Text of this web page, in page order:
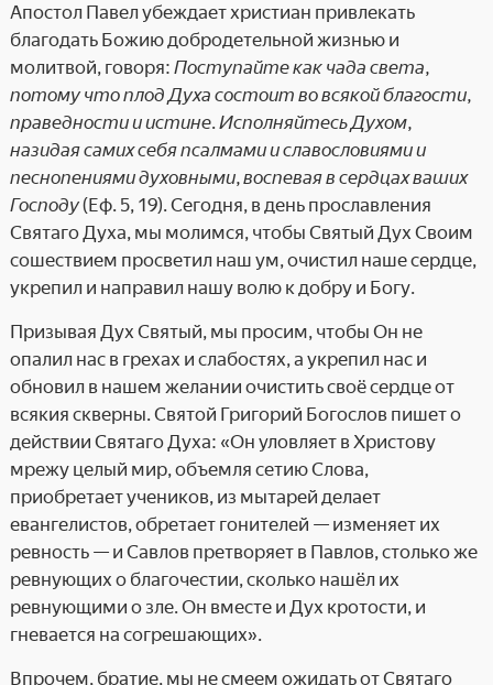
Апостол Павел убеждает христиан привлекать
благодать Божию добродетельной жизнью и
молитвой, говоря: Поступайте как чада света,
потому что плод Духа состоит во всякой благости,
праведности и истине. Исполняйтесь Духом,
назидая самих себя псалмами и славословиями и
песнопениями духовными, воспевая в сердцах ваших
Господу(Еф. 5, 19). Сегодня, в день прославления
Святаго Духа, мы молимся, чтобы Святый Дух Своим
сошествием просветил наш ум, очистил наше сердце,
укрепил и направил нашу волю к добру и Богу.
Призывая Дух Святый, мы просим, чтобы Он не
опалил нас в грехах и слабостях, а укрепил нас и
обновил в нашем желании очистить своё сердце от
всякия скверны. Святой Григорий Богослов пишет о
действии Святаго Духа: «Он уловляет в Христову
мрежу целый мир, объемля сетию Слова,
приобретает учеников, из мытарей делает
евангелистов, обретает гонителей — изменяет их
ревность — и Савлов претворяет в Павлов, столько же
ревнующих о благочестии, сколько нашёл их
ревнующими о зле. Он вместе и Дух кротости, и
гневается на согрешающих».
Впрочем, братие, мы не смеем ожидать от Святаго